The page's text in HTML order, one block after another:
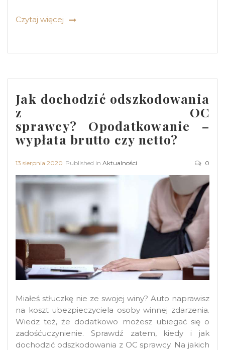
Czytaj więcej
Jak dochodzić odszkodowania
z OC
sprawcy? Opodatkowanie –
wypłata brutto czy netto?
13 sierpnia 2020 Published in Aktualności 0
Miałeś stłuczkę nie ze swojej winy? Auto naprawisz
na koszt ubezpieczyciela osoby winnej zdarzenia.
Wiedz też, że dodatkowo możesz ubiegać się o
zadośćuczynienie. Sprawdź zatem, kiedy i jak
dochodzić odszkodowania z OC sprawcy. Na jakich